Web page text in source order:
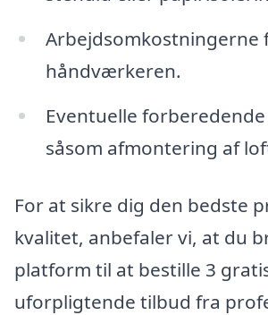
Arbejdsomkostningerne
håndværkeren.
Eventuelle
såsom afmontering af
For at sikre dig den bedste
kvalitet, anbefaler vi, at du
platform til at bestille 3
uforpligtende tilbud fra